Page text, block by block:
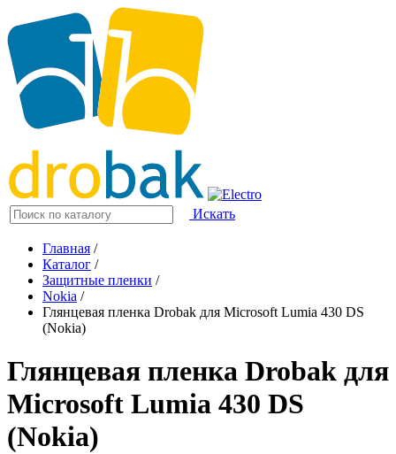
Искать
Главная /
Каталог /
Защитные пленки /
Nokia /
Глянцевая пленка Drobak для Microsoft Lumia 430 DS
(Nokia)
Глянцевая пленка Drobak для
Microsoft Lumia 430 DS
(Nokia)